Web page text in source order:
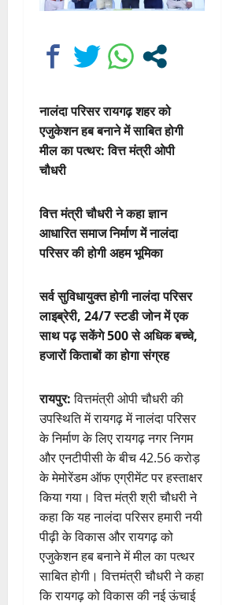
नालंदा परिसर रायगढ़ शहर को
एजुकेशन हब बनाने में साबित होगी
मील का पत्थर: वित्त मंत्री ओपी
चौधरी
वित्त मंत्री चौधरी ने कहा ज्ञान
आधारित समाज निर्माण में नालंदा
परिसर की होगी अहम भूमिका
सर्व सुविधायुक्त होगी नालंदा परिसर
लाइब्रेरी, 24/7 स्टडी जोन में एक
साथ पढ़ सकेंगे 500 से अधिक बच्चे,
हजारों किताबों का होगा संग्रह
रायपुर:वित्तमंत्री ओपी चौधरी की
उपस्थिति में रायगढ़ में नालंदा परिसर
के निर्माण के लिए रायगढ़ नगर निगम
और एनटीपीसी के बीच 42.56 करोड़
के मेमोरेंडम ऑफ एग्रीमेंट पर हस्ताक्षर
किया गया। वित्त मंत्री श्री चौधरी ने
कहा कि यह नालंदा परिसर हमारी नयी
पीढ़ी के विकास और रायगढ़ को
एजुकेशन हब बनाने में मील का पत्थर
साबित होगी। वित्तमंत्री चौधरी ने कहा
कि रायगढ़ को विकास की नई ऊंचाई